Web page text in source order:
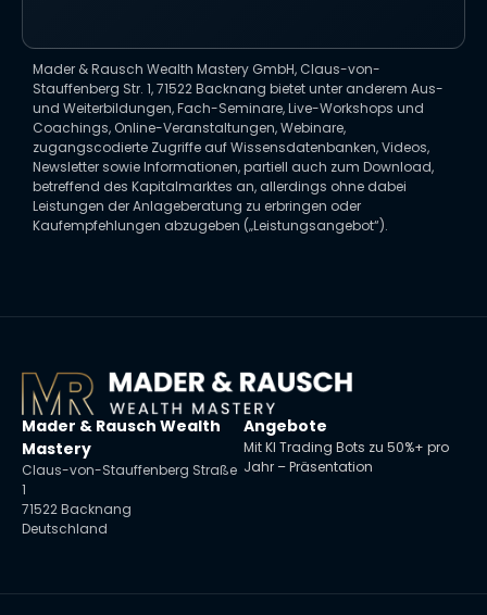
Mader & Rausch Wealth Mastery GmbH, Claus-von-
Stauffenberg Str. 1, 71522 Backnang bietet unter anderem Aus-
und Weiterbildungen, Fach-Seminare, Live-Workshops und
Coachings, Online-Veranstaltungen, Webinare,
zugangscodierte Zugriffe auf Wissensdatenbanken, Videos,
Newsletter sowie Informationen, partiell auch zum Download,
betreffend des Kapitalmarktes an, allerdings ohne dabei
Leistungen der Anlageberatung zu erbringen oder
Kaufempfehlungen abzugeben („Leistungsangebot“).
Mader & Rausch Wealth
Mastery
Claus-von-Stauffenberg Straße
1
71522 Backnang
Deutschland
Angebote
Mit KI Trading Bots zu 50%+ pro
Jahr – Präsentation